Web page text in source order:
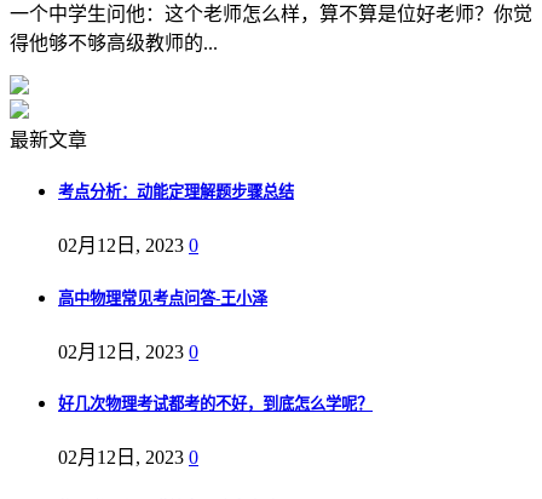
一个中学生问他：这个老师怎么样，算不算是位好老师？你觉
得他够不够高级教师的...
最新文章
考点分析：动能定理解题步骤总结
02月12日, 2023 0
高中物理常见考点问答-王小泽
02月12日, 2023 0
好几次物理考试都考的不好，到底怎么学呢？
02月12日, 2023 0